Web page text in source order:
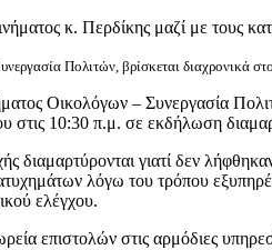
Πολιτών, βρίσκεται διαχρονικά
Οικολόγων – Συνεργασία
στις 10:30 π.μ. σε εκδήλωση
διαμαρτύρονται γιατί δεν
ατυχημάτων λόγω του τρόπου
ελέγχου.
επιστολών στις αρμόδιες